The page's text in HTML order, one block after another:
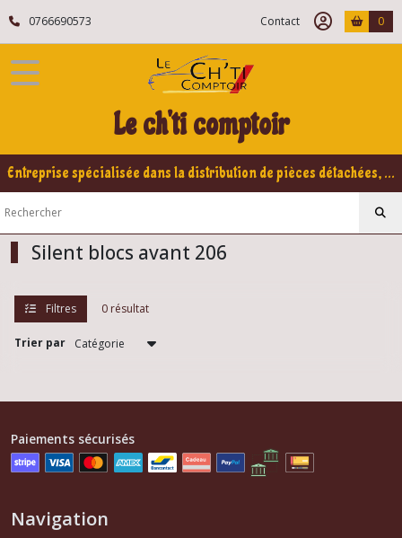
0766690573 Contact 0
Le ch'ti comptoir
Entreprise spécialisée dans la distribution de pièces détachées, refabrication pour voitures Yountimers Peugeot 205 GTI, 309 GTI - GTI16
Silent blocs avant 206
Filtres 0 résultat
Trier par
Fermer
FILTRES
Peugeot
206
Train
206
Eléments
de
roue
avant
les
résultats
Paiements sécurisés
Navigation